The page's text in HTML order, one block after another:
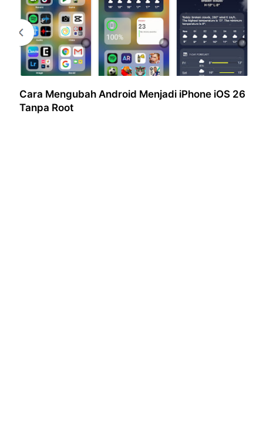
Cara Mengubah Android Menjadi iPhone iOS 26
Tanpa Root